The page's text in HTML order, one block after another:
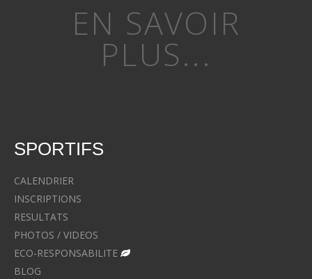
EN SAVOIR
PLUS...
SPORTIFS
CALENDRIER
INSCRIPTIONS
RESULTATS
PHOTOS / VIDEOS
ECO-RESPONSABILITE
BLOG